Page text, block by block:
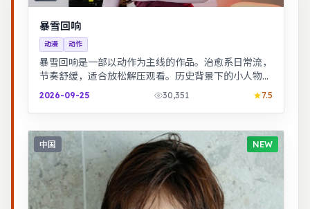
暴雪回响
动漫 动作
暴雪回响是一部以动作为主线的作品。治愈系日常流，
节奏舒缓，适合放松解压观看。历史背景下的小人物命
运，细节考究，叙事沉稳。
2026-09-25 30,351 7.5
中国 NEW